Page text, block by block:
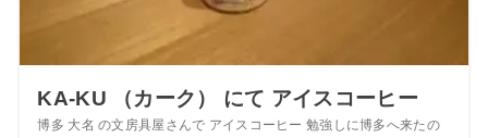
KA-KU （カーク） にて アイスコーヒー
博多 大名 の文房具屋さんで アイスコーヒー 勉強しに博多へ来たの